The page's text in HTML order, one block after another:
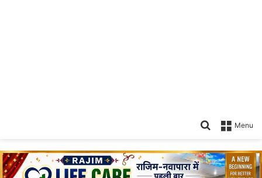
Menu
Search